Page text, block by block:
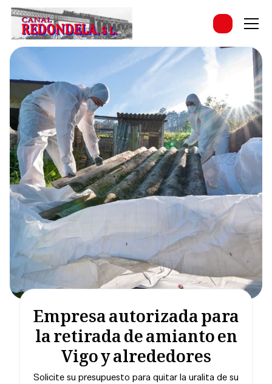
Empresa autorizada para
la retirada de amianto en
Vigo y alrededores
Solicite su presupuesto para quitar la uralita de su